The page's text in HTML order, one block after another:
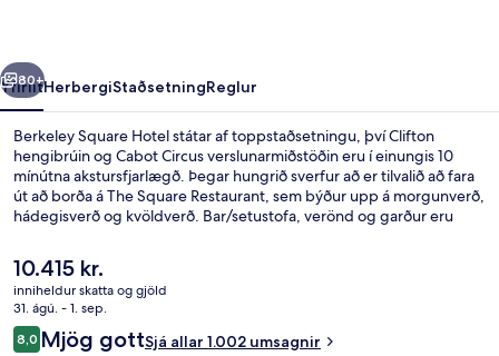
Næsta
80+
YfirlitHerbergiStaðsetningReglur
Berkeley Square Hotel státar af toppstaðsetningu, því Clifton
hengibrúin og Cabot Circus verslunarmiðstöðin eru í einungis 10
mínútna akstursfjarlægð. Þegar hungrið sverfur að er tilvalið að fara
út að borða á The Square Restaurant, sem býður upp á morgunverð,
hádegisverð og kvöldverð. Bar/setustofa, verönd og garður eru
helstu kosta gististaðarins sé hjálpsamt starfsfólk.
Núverandi
verð
er
10.415 kr.
10.415 kr.
inniheldur skatta og gjöld
31. ágú. - 1. sep.
Umsagnir
8,08,0 af 10
Mjög gottSjá allar 1.002 umsagnir